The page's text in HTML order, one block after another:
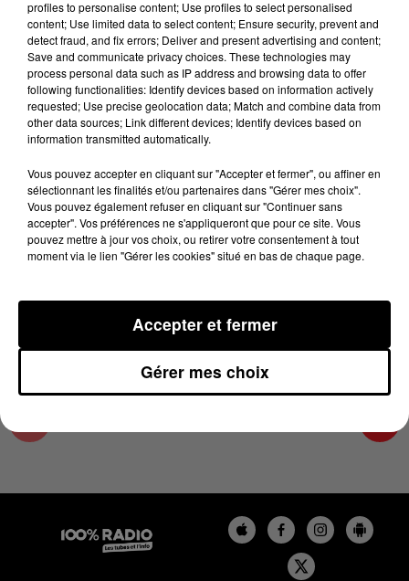
Lecture (4 min 14 sec)
100%
100% Radio les infos du Lot
5 mars 2025 - 4 min 14 sec
LES INFOS DU LOT DU 05/03/2025 À 09H00
05/03/2025
profiles to personalise content; Use profiles to select personalised
content; Use limited data to select content; Ensure security, prevent and
detect fraud, and fix errors; Deliver and present advertising and content;
Save and communicate privacy choices. These technologies may
process personal data such as IP address and browsing data to offer
following functionalities: Identify devices based on information actively
requested; Use precise geolocation data; Match and combine data from
other data sources; Link different devices; Identify devices based on
information transmitted automatically.
Vous pouvez accepter en cliquant sur "Accepter et fermer", ou affiner en
sélectionnant les finalités et/ou partenaires dans "Gérer mes choix".
Vous pouvez également refuser en cliquant sur "Continuer sans
accepter". Vos préférences ne s'appliqueront que pour ce site. Vous
pouvez mettre à jour vos choix, ou retirer votre consentement à tout
moment via le lien "Gérer les cookies" situé en bas de chaque page.
Gérer mes choix
Accepter et fermer